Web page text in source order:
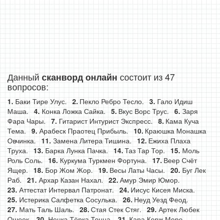
Данный сканворд онлайн состоит из 47
вопросов:
Баки Тире Улус. Пекло Ребро Тесло.
Гало Идиш
Маша.
Конка Ложка Сайка. Вкус Ворс Трус.
Заря
Фара Чары.
Гитарист Интурист Экспресс.
Кама Куча
Тема.
Арабеск Праотец Прибыль.
Краюшка Монашка
Овчинка.
Замена Литера Тишина.
Ежиха Плаха
Труха.
Барка Лунка Пачка. Таз Тар Тор.
Моль
Роль Соль.
Куркума Туркмен Фортуна.
Веер Счёт
Ящер.
Бор Жом Жор. Весы Латы Часы.
Буг Лек
Раб.
Архар Казан Нахал.
Амур Эмир Юмор.
Аттестат Интервал Патронат.
Иисус Кисея Миска.
Истерика Салфетка Сосулька.
Неуд Уезд Феод.
Мать Таль Шаль.
Стая Стек Стяг.
Артек Любек